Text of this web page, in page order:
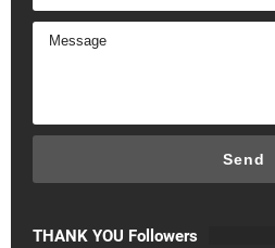
THANK YOU Followers